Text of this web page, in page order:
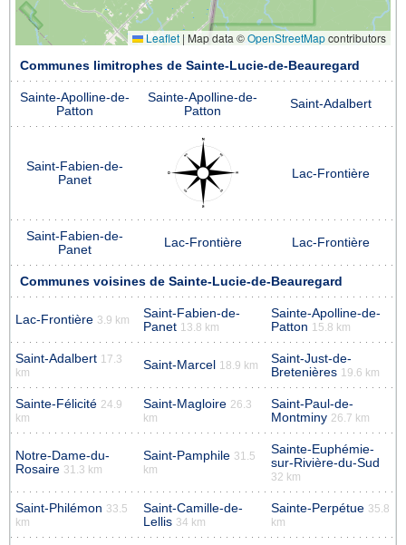
Leaflet | Map data ©OpenStreetMapcontributors
Communes limitrophes de Sainte-Lucie-de-Beauregard
Sainte-Apolline-de-
Patton
Sainte-Apolline-de-
Patton
Saint-Adalbert
Saint-Fabien-de-
Panet
Lac-Frontière
Saint-Fabien-de-
Panet
Lac-Frontière Lac-Frontière
Communes voisines de Sainte-Lucie-de-Beauregard
Lac-Frontière 3.9 km
Saint-Fabien-de-
Panet 13.8 km
Sainte-Apolline-de-
Patton 15.8 km
Saint-Adalbert 17.3
km
Saint-Marcel 18.9 km
Saint-Just-de-
Bretenières 19.6 km
Sainte-Félicité 24.9
km
Saint-Magloire 26.3
km
Saint-Paul-de-
Montminy 26.7 km
Notre-Dame-du-
Rosaire 31.3 km
Saint-Pamphile 31.5
km
Sainte-Euphémie-
sur-Rivière-du-Sud
32 km
Saint-Philémon 33.5
km
Saint-Camille-de-
Lellis 34 km
Sainte-Perpétue 35.8
km